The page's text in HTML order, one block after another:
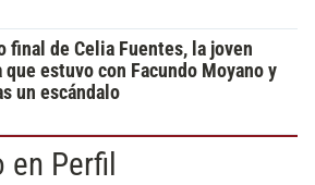
final de Celia Fuentes, la joven
que estuvo con Facundo Moyano y
un escándalo
Perfil